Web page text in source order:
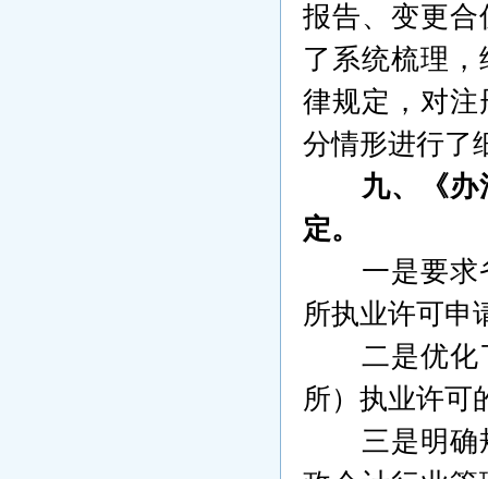
报告、变更
了系统梳理
律规定，对
分情形进行了
九、《办
定。
一是要求
所执业许可申
二是优化
所）执业许可
三是明确